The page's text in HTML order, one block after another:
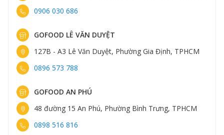
0906 030 686
GOFOOD LÊ VĂN DUYỆT
127B - A3 Lê Văn Duyệt, Phường Gia Định, TPHCM
0896 573 788
GOFOOD AN PHÚ
48 đường 15 An Phú, Phường Bình Trưng, TPHCM
0898 516 816